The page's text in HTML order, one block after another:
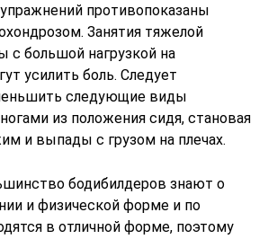
противопоказаны
Занятия тяжелой
с большой нагрузкой на
усилить боль. Следует
следующие виды
из положения сидя, становая
и выпады с грузом на плечах.
бодибилдеров знают о
и физической форме и по
в отличной форме, поэтому